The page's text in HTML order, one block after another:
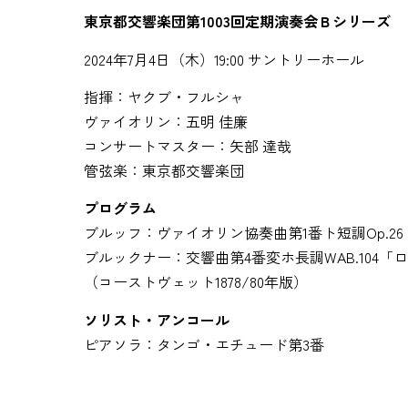
東京都交響楽団第1003回定期演奏会Ｂシリーズ
2024年7月4日（木）19:00 サントリーホール
指揮：ヤクブ・フルシャ
ヴァイオリン：五明 佳廉
コンサートマスター：矢部 達哉
管弦楽：東京都交響楽団
プログラム
ブルッフ：ヴァイオリン協奏曲第1番ト短調Op.26
ブルックナー：交響曲第4番変ホ長調WAB.104「
（コーストヴェット1878/80年版）
ソリスト・アンコール
ピアソラ：タンゴ・エチュード第3番